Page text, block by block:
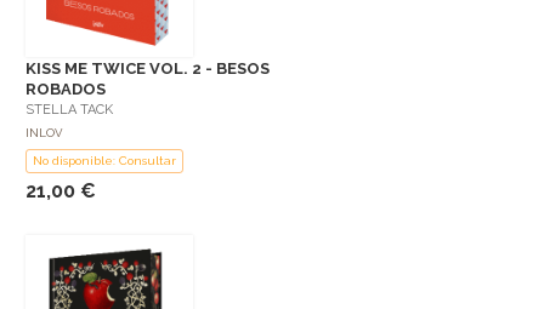
KISS ME TWICE VOL. 2 - BESOS
ROBADOS
STELLA TACK
INLOV
No disponible: Consultar
21,00 €